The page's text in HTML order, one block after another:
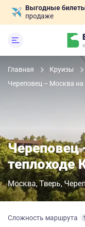
Выгодные
продаже
Главная
Круизы
Череповец – Москва на
Череповец
теплоходе
Москва Тверь
Сложность маршрута